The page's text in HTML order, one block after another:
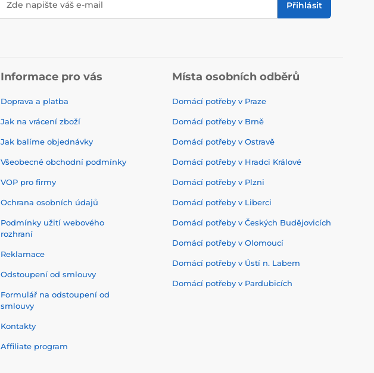
Zde napište váš e-mail Přihlásit
Informace pro vás
Doprava a platba
Jak na vrácení zboží
Jak balíme objednávky
Všeobecné obchodní podmínky
VOP pro firmy
Ochrana osobních údajů
Podmínky užití webového
rozhraní
Reklamace
Odstoupení od smlouvy
Formulář na odstoupení od
smlouvy
Kontakty
Affiliate program
Místa osobních odběrů
Domácí potřeby v Praze
Domácí potřeby v Brně
Domácí potřeby v Ostravě
Domácí potřeby v Hradci Králové
Domácí potřeby v Plzni
Domácí potřeby v Liberci
Domácí potřeby v Českých Budějovicích
Domácí potřeby v Olomoucí
Domácí potřeby v Ústí n. Labem
Domácí potřeby v Pardubicích